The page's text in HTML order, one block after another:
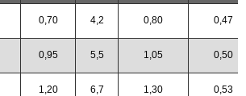
0,70 4,2 0,80 0,47
0,95 5,5 1,05 0,50
1,20 6,7 1,30 0,53